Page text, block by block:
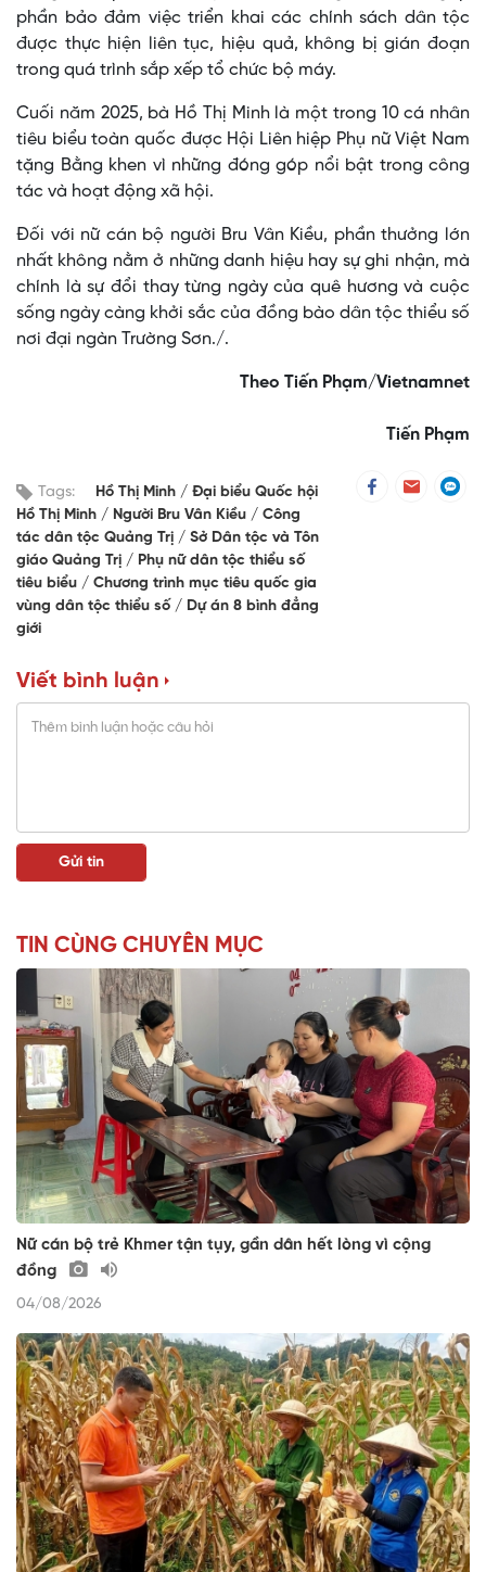
phần bảo đảm việc triển khai các chính sách dân tộc
được thực hiện liên tục, hiệu quả, không bị gián đoạn
trong quá trình sắp xếp tổ chức bộ máy.
Cuối năm 2025, bà Hồ Thị Minh là một trong 10 cá nhân
tiêu biểu toàn quốc được Hội Liên hiệp Phụ nữ Việt Nam
tặng Bằng khen vì những đóng góp nổi bật trong công
tác và hoạt động xã hội.
Đối với nữ cán bộ người Bru Vân Kiều, phần thưởng lớn
nhất không nằm ở những danh hiệu hay sự ghi nhận, mà
chính là sự đổi thay từng ngày của quê hương và cuộc
sống ngày càng khởi sắc của đồng bào dân tộc thiểu số
nơi đại ngàn Trường Sơn./.
Theo Tiến Phạm/Vietnamnet
Tiến Phạm
Tags: Hồ Thị Minh
Đại biểu Quốc hội
Hồ Thị Minh
Người Bru Vân Kiều
Công
tác dân tộc Quảng Trị
Sở Dân tộc và Tôn
giáo Quảng Trị
Phụ nữ dân tộc thiểu số
tiêu biểu
Chương trình mục tiêu quốc gia
vùng dân tộc thiểu số
Dự án 8 bình đẳng
giới
Viết bình luận
TIN CÙNG CHUYÊN MỤC
Nữ cán bộ trẻ Khmer tận tụy, gần dân hết lòng vì cộng
đồng
04/08/2026